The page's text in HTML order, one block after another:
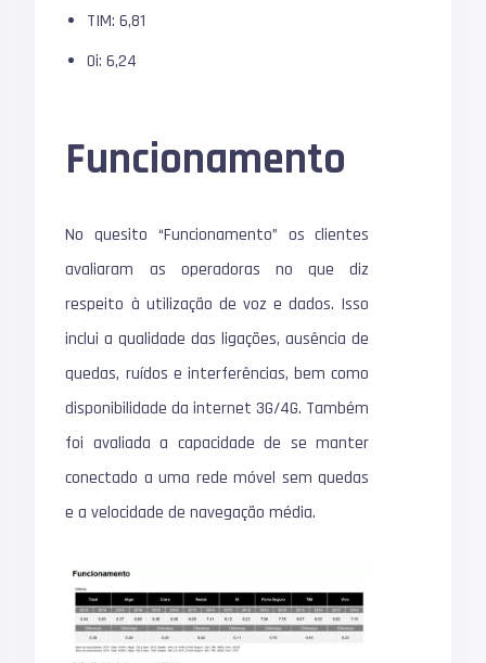
TIM: 6,81
Oi: 6,24
Funcionamento
No quesito “Funcionamento” os clientes
avaliaram as operadoras no que diz
respeito à utilização de voz e dados. Isso
inclui a qualidade das ligações, ausência de
quedas, ruídos e interferências, bem como
disponibilidade da internet 3G/4G. Também
foi avaliada a capacidade de se manter
conectado a uma rede móvel sem quedas
e a velocidade de navegação média.